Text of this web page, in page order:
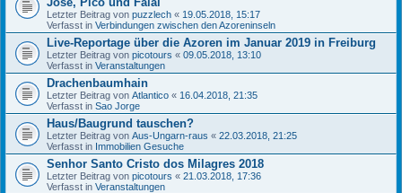
Letzter Beitrag von puzzlech « 19.05.2018, 15:17
Verfasst in Verbindungen zwischen den Azoreninseln
Live-Reportage über die Azoren im Januar 2019 in Freiburg
Letzter Beitrag von picotours « 09.05.2018, 13:10
Verfasst in Veranstaltungen
Drachenbaumhain
Letzter Beitrag von Atlantico « 16.04.2018, 21:35
Verfasst in Sao Jorge
Haus/Baugrund tauschen?
Letzter Beitrag von Aus-Ungarn-raus « 22.03.2018, 21:25
Verfasst in Immobilien Gesuche
Senhor Santo Cristo dos Milagres 2018
Letzter Beitrag von picotours « 21.03.2018, 17:36
Verfasst in Veranstaltungen